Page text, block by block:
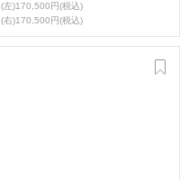
(左)170,500円(税込)
(右)170,500円(税込)